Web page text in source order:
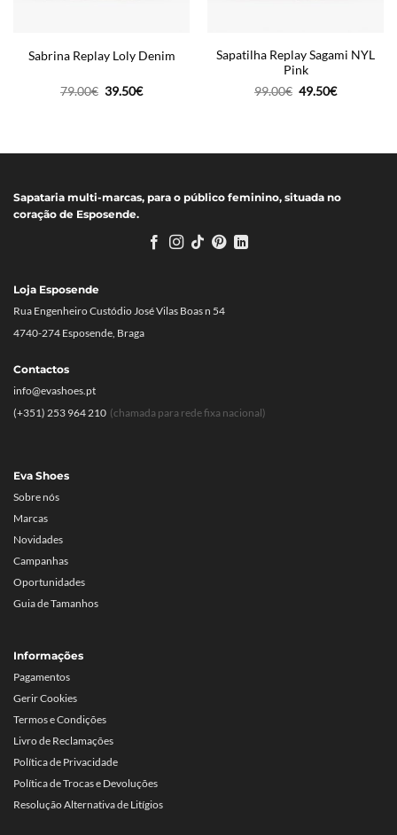
Sabrina Replay Loly Denim
79.00€ O
39.50€O
Sapatilha Replay Sagami NYL
Pink
99.00€ O
49.50€O
Sapataria multi-marcas, para o público feminino, situada no
coração de Esposende.
Eva Shoes
Sobre nós
Marcas
Novidades
Campanhas
Oportunidades
Guia de Tamanhos
Informações
Pagamentos
Gerir Cookies
Termos e Condições
Livro de Reclamações
Política de Privacidade
Política de Trocas e Devoluções
Resolução Alternativa de Litígios
Loja Esposende
Rua Engenheiro Custódio José Vilas Boas n 54
4740-274 Esposende, Braga
Contactos
info@evashoes.pt
(+351) 253 964 210 (chamada para rede fixa nacional)